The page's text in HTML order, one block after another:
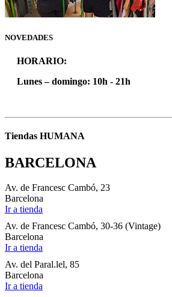
NOVEDADES
HORARIO:
Lunes – domingo: 10h - 21h
Tiendas HUMANA
BARCELONA
Av. de Francesc Cambó, 23
Barcelona
Ir a tienda
Av. de Francesc Cambó, 30-36 (Vintage)
Barcelona
Ir a tienda
Av. del Paral.lel, 85
Barcelona
Ir a tienda